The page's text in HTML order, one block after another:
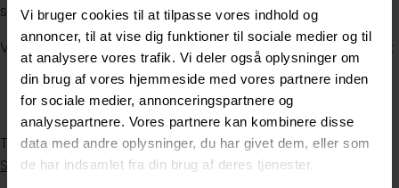
Vi bruger cookies til at tilpasse vores indhold og
annoncer, til at vise dig funktioner til sociale medier og til
at analysere vores trafik. Vi deler også oplysninger om
din brug af vores hjemmeside med vores partnere inden
for sociale medier, annonceringspartnere og
analysepartnere. Vores partnere kan kombinere disse
data med andre oplysninger, du har givet dem, eller som
de har indsamlet fra din brug af deres tjenester.
sociale miljø samt fremtidsmuligheder.
Vi afholder virtuelle infomøder på nedenstående datoer:
Torsdag den 15. januar 2026 kl. 13.00 – 14.00
Tirsdag den 27. januar 2026 kl. 16.00 – 17.00
Tilmelding sker via:Infomøder om elevuddannelsen i
Skatteministeriet koncern